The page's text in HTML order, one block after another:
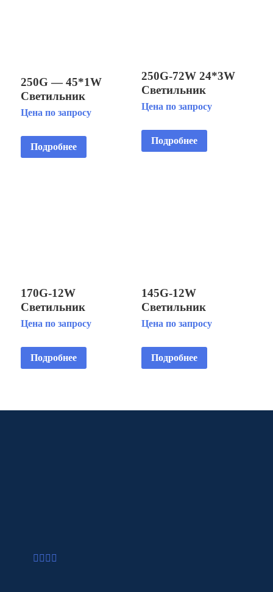
250G — 45*1W
Светильник
светодиодный
установка на
кронштейне
Цена по запросу
Подробнее
250G-72W 24*3W
Светильник
светодиодный
установка на
кронштейне
Цена по запросу
Подробнее
170G-12W
Светильник
светодиодный
установка на
кронштейне
Цена по запросу
Подробнее
145G-12W
Светильник
светодиодный
установка на
кронштейне
Цена по запросу
Подробнее